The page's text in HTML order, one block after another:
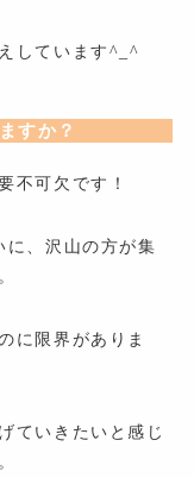
しています^_^
すか？
不可欠です！
に、沢山の方が集
に限界がありま
ていきたいと感じ